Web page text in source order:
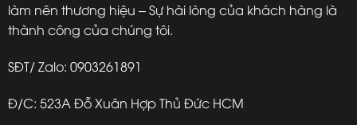
làm nên thương hiệu – Sự hài lòng của khách hàng là
thành công của chúng tôi.
SĐT/ Zalo: 0903261891
Đ/C: 523A Đỗ Xuân Hợp Thủ Đức HCM